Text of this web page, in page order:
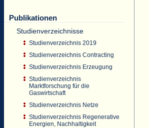
Publikationen
Studienverzeichnisse
Studienverzeichnis 2019
Studienverzeichnis Contracting
Studienverzeichnis Erzeugung
Studienverzeichnis
Marktforschung für die
Gaswirtschaft
Studienverzeichnis Netze
Studienverzeichnis Regenerative
Energien, Nachhaltigkeit